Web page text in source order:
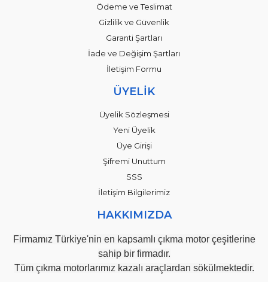
Ödeme ve Teslimat
Gizlilik ve Güvenlik
Garanti Şartları
İade ve Değişim Şartları
İletişim Formu
ÜYELİK
Üyelik Sözleşmesi
Yeni Üyelik
Üye Girişi
Şifremi Unuttum
SSS
İletişim Bilgilerimiz
HAKKIMIZDA
Firmamız Türkiye'nin en kapsamlı çıkma motor çeşitlerine
sahip bir firmadır.
Tüm çıkma motorlarımız kazalı araçlardan sökülmektedir.